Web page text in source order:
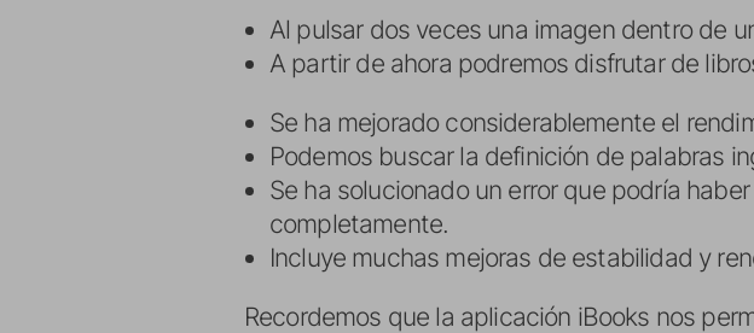
Al pulsar dos veces una imagen dentro de
A partir de ahora podremos disfrutar de
Se ha mejorado considerablemente el
Podemos buscar la definición de palabras
Se ha solucionado un error que podría
completamente.
Incluye muchas mejoras de estabilidad y
Recordemos que la aplicación iBooks nos